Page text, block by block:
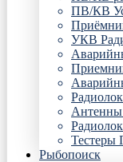
ПВ/КВ
УКВ
Рыбопоиск